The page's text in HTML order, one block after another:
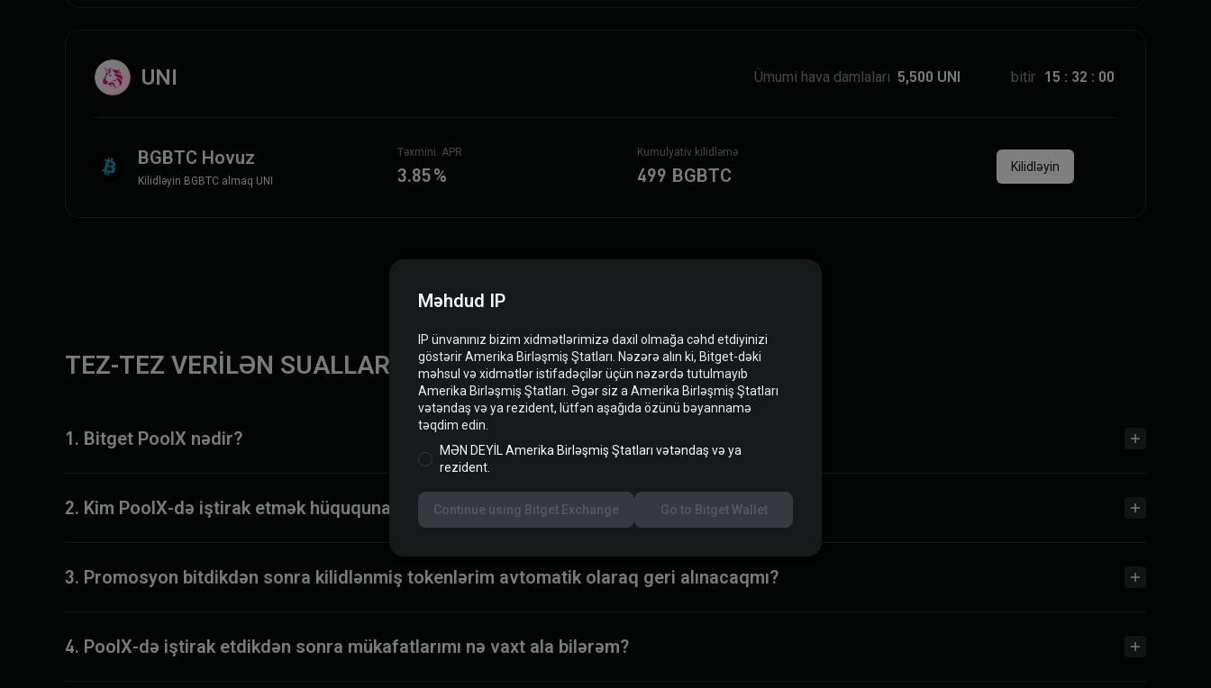
UNI Ümumi hava damlaları 5,500 UNI bitir 15 : 32 : 00
BGBTC Hovuz
Kilidləyin BGBTC almaq UNI
Təxmini. APR
3.85%
Kumulyativ kilidləmə
499 BGBTC Kilidləyin
TEZ-TEZ VERİLƏN SUALLAR
1. Bitget PoolX nədir?
2. Kim PoolX-də iştirak etmək hüququna malikdir?
3. Promosyon bitdikdən sonra kilidlənmiş tokenlərim avtomatik olaraq geri alınacaqmı?
4. PoolX-də iştirak etdikdən sonra mükafatlarımı nə vaxt ala bilərəm?
Məhdud IP
IP ünvanınız bizim xidmətlərimizə daxil olmağa cəhd etdiyinizi
göstərir Amerika Birləşmiş Ştatları. Nəzərə alın ki, Bitget-dəki
məhsul və xidmətlər istifadəçilər üçün nəzərdə tutulmayıb
Amerika Birləşmiş Ştatları. Əgər siz a Amerika Birləşmiş Ştatları
vətəndaş və ya rezident, lütfən aşağıda özünü bəyannamə
təqdim edin.
MƏN DEYİL Amerika Birləşmiş Ştatları vətəndaş və ya
rezident.
Continue using Bitget Exchange Go to Bitget Wallet